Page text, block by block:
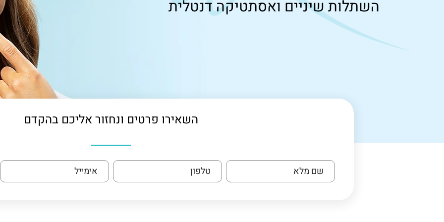
השתלות שיניים ואסתטיקה דנטלית
השאירו פרטים ונחזור אליכם בהקדם